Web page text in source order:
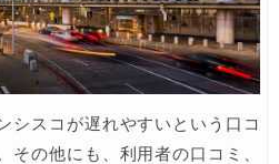
シスコが遅れやすいという口コ
その他にも、利用者の口コミ、